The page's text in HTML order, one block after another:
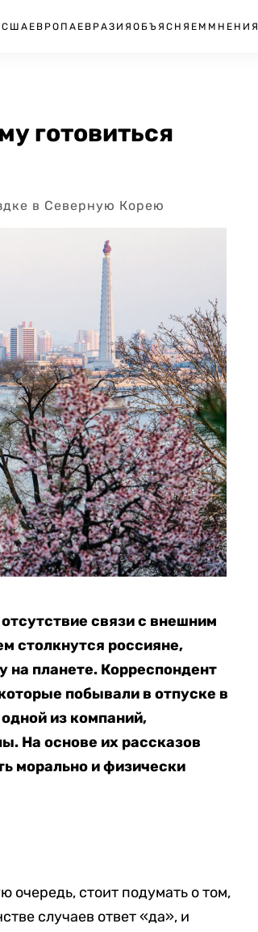
США ЕВРОПА ЕВРАЗИЯ ОБЪЯСНЯЕМ МНЕНИЯ
готовиться
в Северную Корею
связи с внешним
столкнутся россияне,
планете. Корреспондент
побывали в отпуске в
из компаний,
На основе их рассказов
морально и физически
очередь, стоит подумать о том,
случаев ответ «да», и